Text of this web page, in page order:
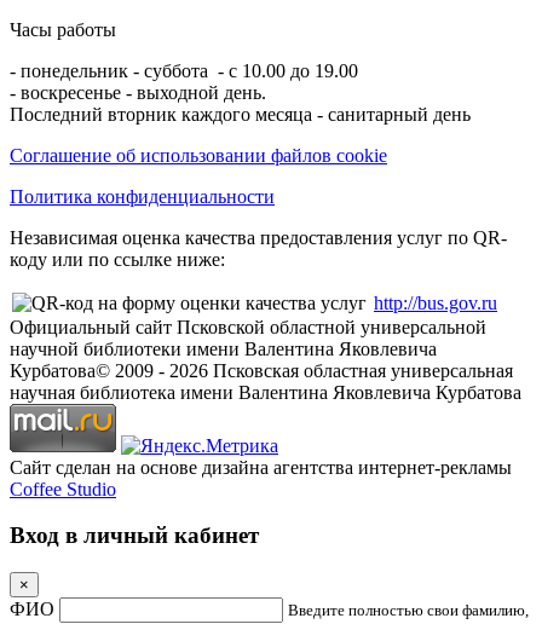
Часы работы
- понедельник - суббота - с 10.00 до 19.00
- воскресенье - выходной день.
Последний вторник каждого месяца - санитарный день
Соглашение об использовании файлов cookie
Политика конфиденциальности
Независимая оценка качества предоставления услуг по QR-
коду или по ссылке ниже:
http://bus.gov.ru
Официальный сайт Псковской областной универсальной
научной библиотеки имени Валентина Яковлевича
Курбатова© 2009 - 2026 Псковская областная универсальная
научная библиотека имени Валентина Яковлевича Курбатова
Сайт сделан на основе дизайна агентства интернет-рекламы
Coffee Studio
Вход в личный кабинет
×
ФИО
Введите полностью свои фамилию,